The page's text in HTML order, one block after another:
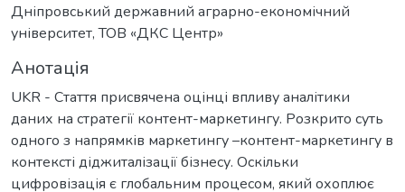
Дніпровський державний аграрно-економічний
університет, ТОВ «ДКС Центр»
Анотація
UKR - Стаття присвячена оцінці впливу аналітики
даних на стратегії контент-маркетингу. Розкрито суть
одного з напрямків маркетингу –контент-маркетингу в
контексті діджиталізації бізнесу. Оскільки
цифровізація є глобальним процесом, який охоплює